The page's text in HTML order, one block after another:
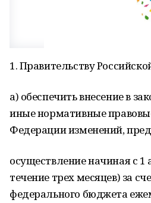
1. Правительству
а) обеспечить внесение в
иные нормативные
Федерации изменений,
осуществление начиная с 1
течение трех месяцев) за
федерального бюджета